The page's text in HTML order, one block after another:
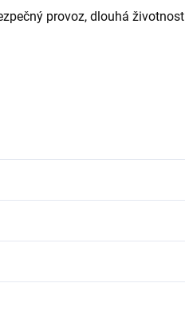
provoz, dlouhá životnost